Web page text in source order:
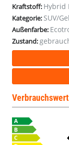
Kraftstoff: Hybrid
Kategorie: SUV/
Außenfarbe:
Zustand: